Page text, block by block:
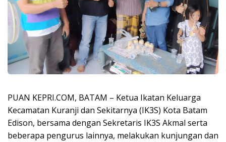
PUAN KEPRI.COM, BATAM – Ketua Ikatan Keluarga
Kecamatan Kuranji dan Sekitarnya (IK3S) Kota Batam
Edison, bersama dengan Sekretaris IK3S Akmal serta
beberapa pengurus lainnya, melakukan kunjungan dan